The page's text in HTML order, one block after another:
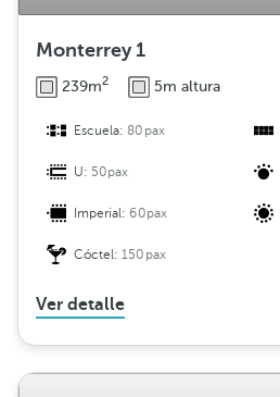
Monterrey 1
239m2 5m altura
Escuela:80pax
U: 50pax
Imperial:60pax
Cóctel:150pax
Ver detalle